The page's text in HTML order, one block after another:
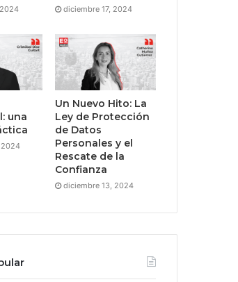
diciembre 17, 2024
una
2024
Un Nuevo Hito: La
Ley de Protección
de Datos
Personales y el
Rescate de la
Confianza
diciembre 13, 2024